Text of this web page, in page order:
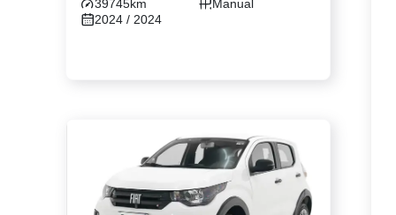
39745km
Manual
2024 / 2024